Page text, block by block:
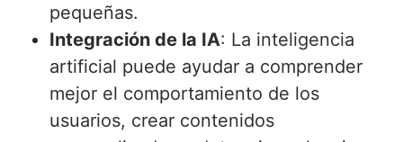
pequeñas.
Integración de la IA: La inteligencia
artificial puede ayudar a comprender
mejor el comportamiento de los
usuarios, crear contenidos